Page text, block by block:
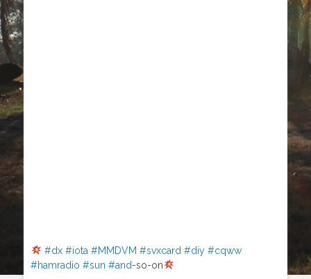
#dx #iota #MMDVM #svxcard #diy #cqww
#hamradio #sun #and-so-on